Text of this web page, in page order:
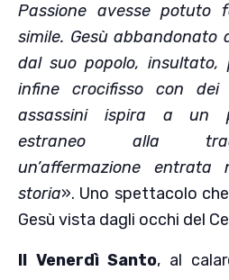
Passione avesse potuto
simile. Gesù abbandonato
dal suo popolo,
infine crocifisso con
assassini ispira a un
estraneo alla
un’affermazione
storia». Uno spettacolo
Gesù vista dagli occhi del
Il Venerdì Santo, al